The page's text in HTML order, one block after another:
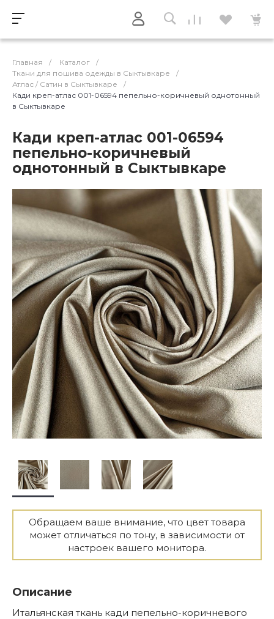
Главная / Каталог
/
Ткани для пошива одежды в Сыктывкаре
/
Атлас / Cатин в Сыктывкаре
/
Кади креп-атлас 001-06594 пепельно-коричневый однотонный
в Сыктывкаре
Кади креп-атлас 001-06594
пепельно-коричневый
однотонный в Сыктывкаре
Обращаем ваше внимание, что цвет товара
может отличаться по тону, в зависимости от
настроек вашего монитора.
Описание
Итальянская ткань кади пепельно-коричневого